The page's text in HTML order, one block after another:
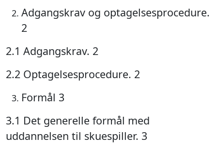
Adgangskrav og optagelsesprocedure.
2
2.1 Adgangskrav. 2
2.2 Optagelsesprocedure. 2
Formål 3
3.1 Det generelle formål med
uddannelsen til skuespiller. 3